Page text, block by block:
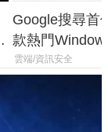
Google搜尋首
款熱門
機
雲端/資訊安全